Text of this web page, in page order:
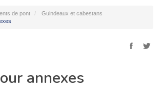
de pont
Guindeaux et cabestans
annexes